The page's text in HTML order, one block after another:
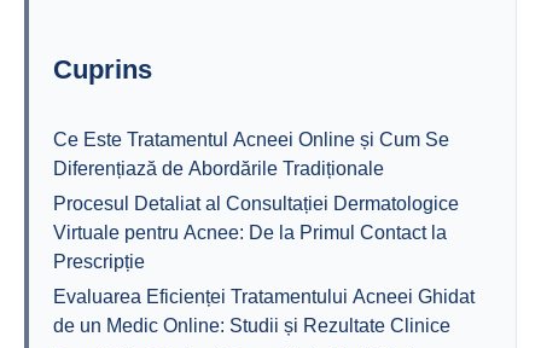
Cuprins
Ce Este Tratamentul Acneei Online și Cum Se
Diferențiază de Abordările Tradiționale
Procesul Detaliat al Consultației Dermatologice
Virtuale pentru Acnee: De la Primul Contact la
Prescripție
Evaluarea Eficienței Tratamentului Acneei Ghidat
de un Medic Online: Studii și Rezultate Clinice